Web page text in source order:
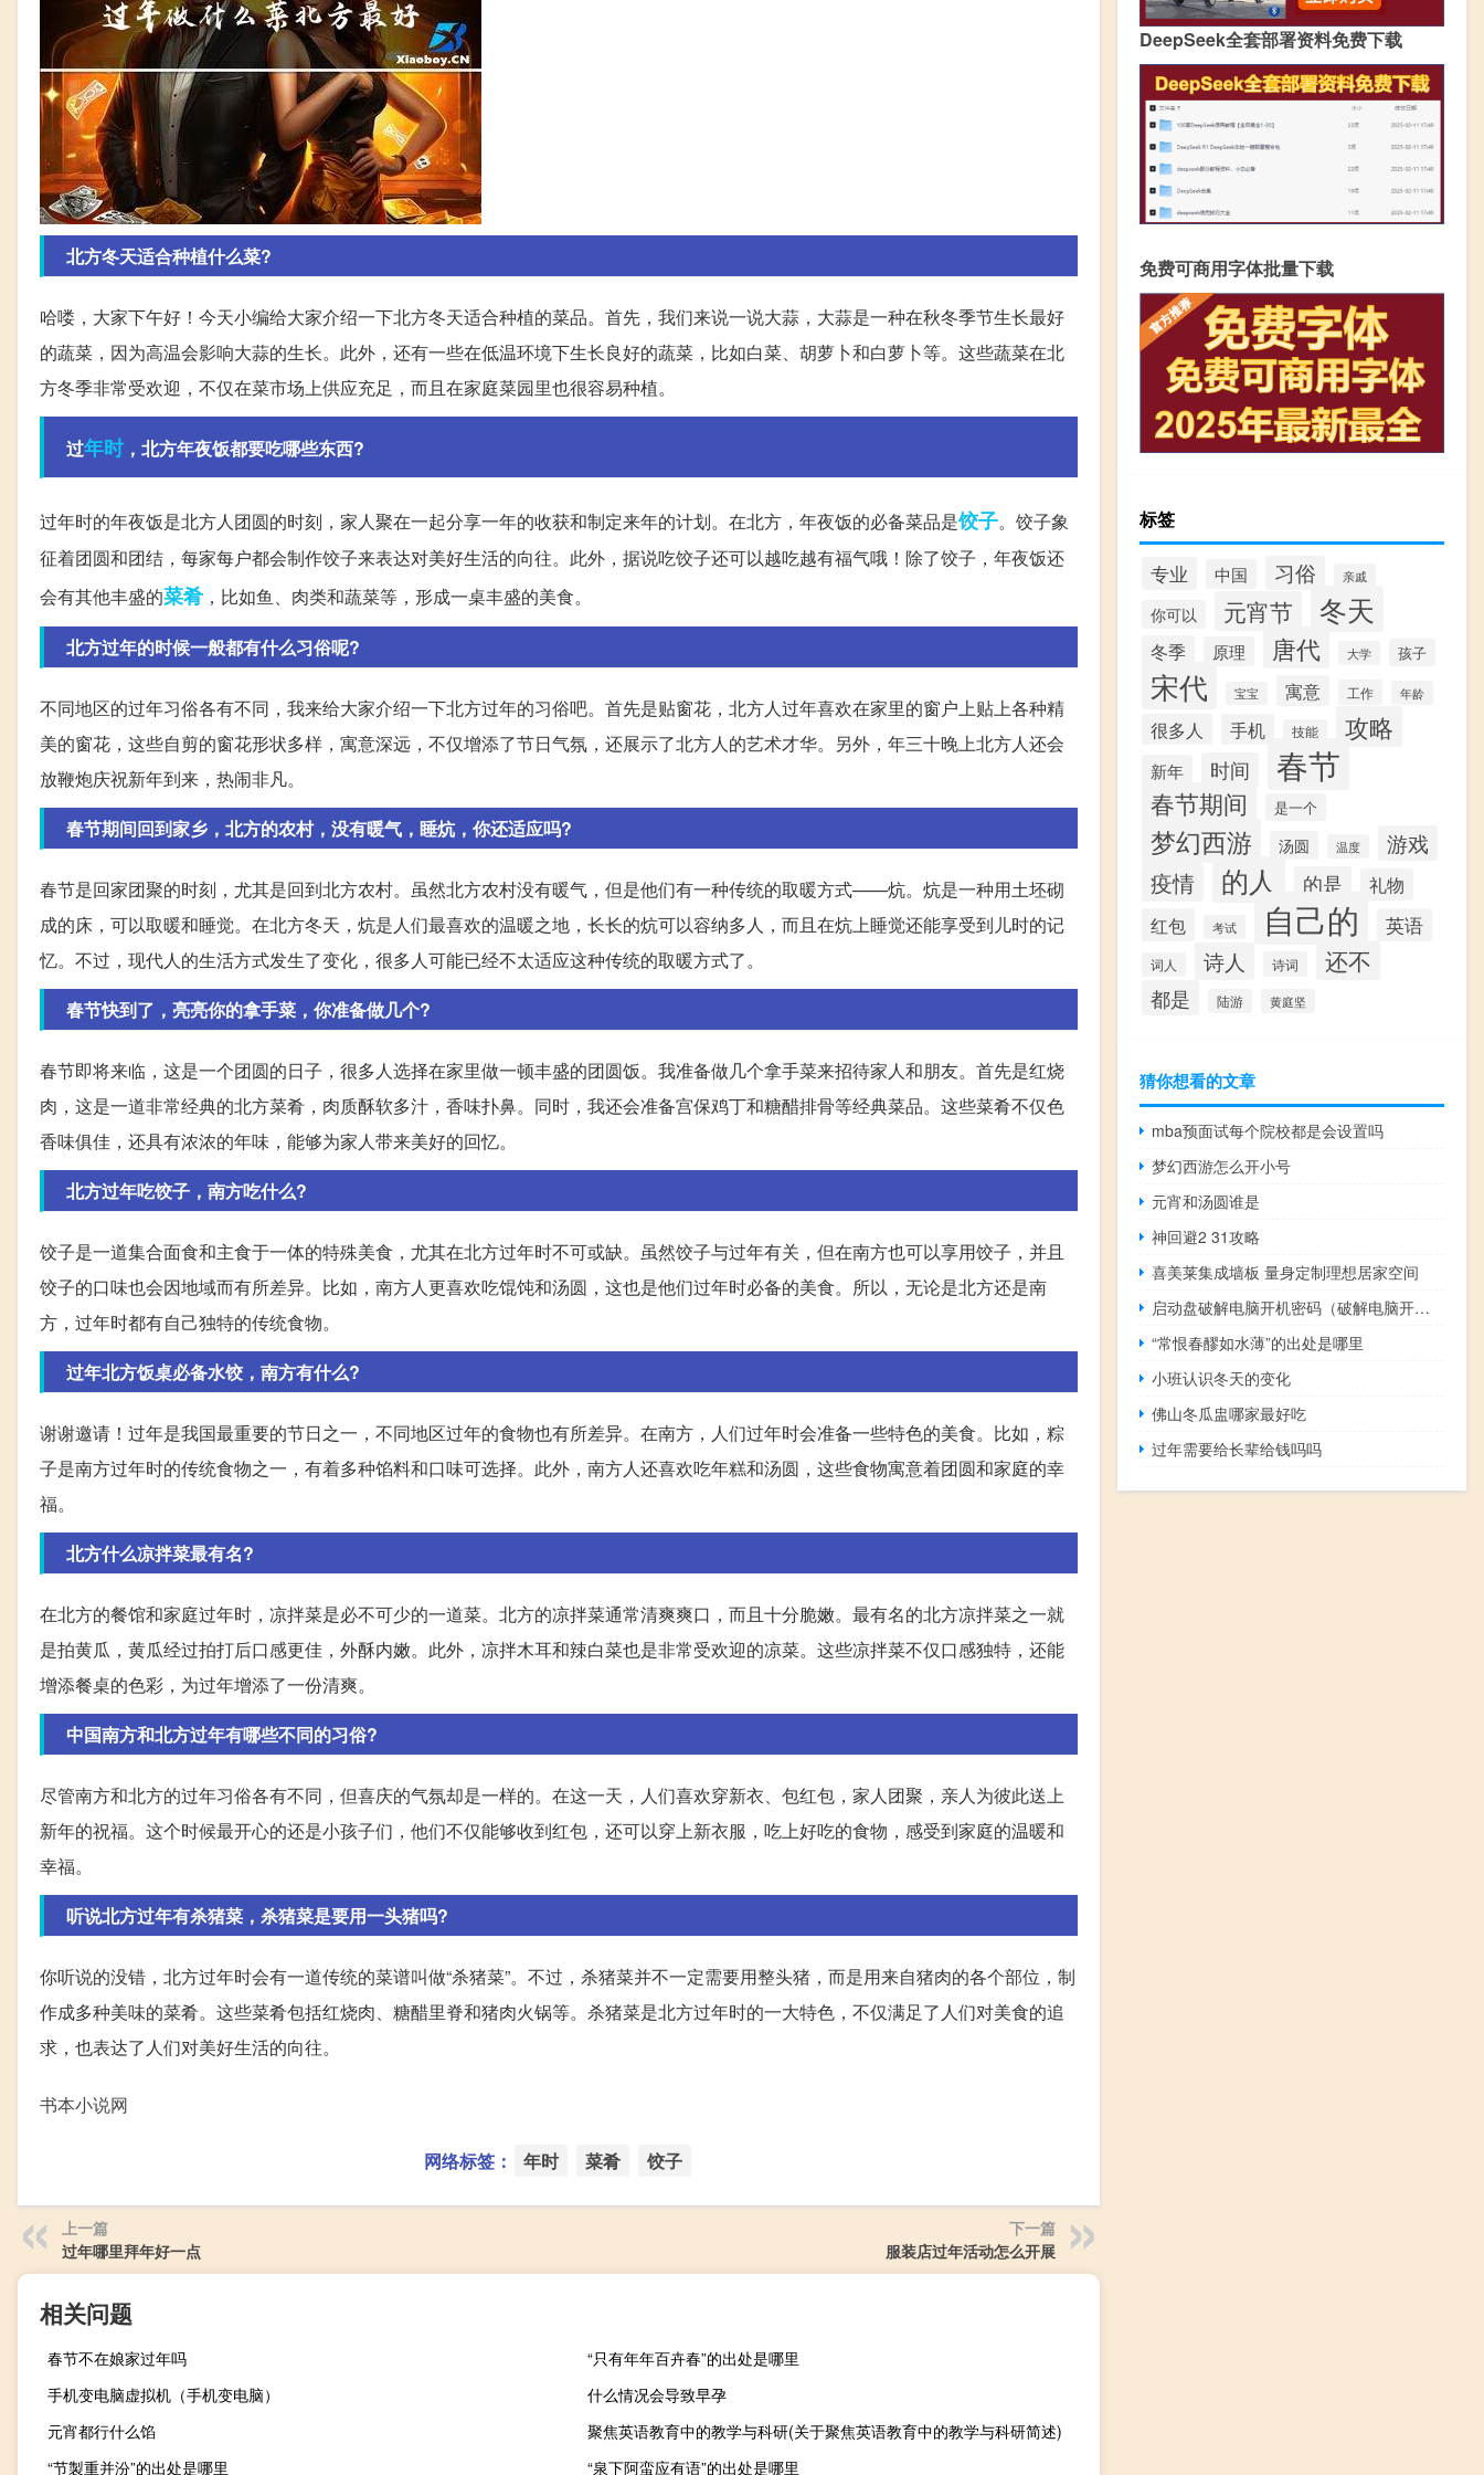
北方冬天适合种植什么菜?
哈喽，大家下午好！今天小编给大家介绍一下北方冬天适合种植的菜品。首先，我们来说一说大蒜，大蒜是一种在秋冬季节生长最好
的蔬菜，因为高温会影响大蒜的生长。此外，还有一些在低温环境下生长良好的蔬菜，比如白菜、胡萝卜和白萝卜等。这些蔬菜在北
方冬季非常受欢迎，不仅在菜市场上供应充足，而且在家庭菜园里也很容易种植。
过年时 ，北方年夜饭都要吃哪些东西?
过年时的年夜饭是北方人团圆的时刻，家人聚在一起分享一年的收获和制定来年的计划。在北方，年夜饭的必备菜品是饺子。饺子象
征着团圆和团结，每家每户都会制作饺子来表达对美好生活的向往。此外，据说吃饺子还可以越吃越有福气哦！除了饺子，年夜饭还
会有其他丰盛的菜肴 ，比如鱼、肉类和蔬菜等，形成一桌丰盛的美食。
北方过年的时候一般都有什么习俗呢?
不同地区的过年习俗各有不同，我来给大家介绍一下北方过年的习俗吧。首先是贴窗花，北方人过年喜欢在家里的窗户上贴上各种精
美的窗花，这些自剪的窗花形状多样，寓意深远，不仅增添了节日气氛，还展示了北方人的艺术才华。另外，年三十晚上北方人还会
放鞭炮庆祝新年到来，热闹非凡。
春节期间回到家乡，北方的农村，没有暖气，睡炕，你还适应吗?
春节是回家团聚的时刻，尤其是回到北方农村。虽然北方农村没有暖气，但是他们有一种传统的取暖方式——炕。炕是一种用土坯砌
成的床，可以取暖和睡觉。在北方冬天，炕是人们最喜欢的温暖之地，长长的炕可以容纳多人，而且在炕上睡觉还能享受到儿时的记
忆。不过，现代人的生活方式发生了变化，很多人可能已经不太适应这种传统的取暖方式了。
春节快到了，亮亮你的拿手菜，你准备做几个?
春节即将来临，这是一个团圆的日子，很多人选择在家里做一顿丰盛的团圆饭。我准备做几个拿手菜来招待家人和朋友。首先是红烧
肉，这是一道非常经典的北方菜肴，肉质酥软多汁，香味扑鼻。同时，我还会准备宫保鸡丁和糖醋排骨等经典菜品。这些菜肴不仅色
香味俱佳，还具有浓浓的年味，能够为家人带来美好的回忆。
北方过年吃饺子，南方吃什么?
饺子是一道集合面食和主食于一体的特殊美食，尤其在北方过年时不可或缺。虽然饺子与过年有关，但在南方也可以享用饺子，并且
饺子的口味也会因地域而有所差异。比如，南方人更喜欢吃馄饨和汤圆，这也是他们过年时必备的美食。所以，无论是北方还是南
方，过年时都有自己独特的传统食物。
过年北方饭桌必备水饺，南方有什么?
谢谢邀请！过年是我国最重要的节日之一，不同地区过年的食物也有所差异。在南方，人们过年时会准备一些特色的美食。比如，粽
子是南方过年时的传统食物之一，有着多种馅料和口味可选择。此外，南方人还喜欢吃年糕和汤圆，这些食物寓意着团圆和家庭的幸
福。
北方什么凉拌菜最有名?
在北方的餐馆和家庭过年时，凉拌菜是必不可少的一道菜。北方的凉拌菜通常清爽爽口，而且十分脆嫩。最有名的北方凉拌菜之一就
是拍黄瓜，黄瓜经过拍打后口感更佳，外酥内嫩。此外，凉拌木耳和辣白菜也是非常受欢迎的凉菜。这些凉拌菜不仅口感独特，还能
增添餐桌的色彩，为过年增添了一份清爽。
中国南方和北方过年有哪些不同的习俗?
尽管南方和北方的过年习俗各有不同，但喜庆的气氛却是一样的。在这一天，人们喜欢穿新衣、包红包，家人团聚，亲人为彼此送上
新年的祝福。这个时候最开心的还是小孩子们，他们不仅能够收到红包，还可以穿上新衣服，吃上好吃的食物，感受到家庭的温暖和
幸福。
听说北方过年有杀猪菜，杀猪菜是要用一头猪吗?
你听说的没错，北方过年时会有一道传统的菜谱叫做“杀猪菜”。不过，杀猪菜并不一定需要用整头猪，而是用来自猪肉的各个部位，制
作成多种美味的菜肴。这些菜肴包括红烧肉、糖醋里脊和猪肉火锅等。杀猪菜是北方过年时的一大特色，不仅满足了人们对美食的追
求，也表达了人们对美好生活的向往。
书本小说网
网络标签： 年时 菜肴 饺子
上一篇
过年哪里拜年好一点
下一篇
服装店过年活动怎么开展
相关问题
春节不在娘家过年吗
“只有年年百卉春”的出处是哪里
手机变电脑虚拟机（手机变电脑）
什么情况会导致早孕
元宵都行什么馅
聚焦英语教育中的教学与科研(关于聚焦英语教育中的教学与科研简述)
“节製重并汾”的出处是哪里
“泉下阿蛮应有语”的出处是哪里
DeepSeek全套部署资料免费下载
免费可商用字体批量下载
标签
专业 中国 习俗 亲戚
你可以 元宵节 冬天
冬季 原理 唐代 大学 孩子
宋代 宝宝 寓意 工作 年龄
很多人 手机 技能 攻略
新年 时间 春节
春节期间 是一个
梦幻西游 汤圆 温度 游戏
疫情 的人 的是 礼物
红包 考试 自己的 英语
词人 诗人 诗词 还不
都是 陆游 黄庭坚
猜你想看的文章
mba预面试每个院校都是会设置吗
梦幻西游怎么开小号
元宵和汤圆谁是
神回避2 31攻略
喜美莱集成墙板 量身定制理想居家空间
启动盘破解电脑开机密码（破解电脑开机密码）
“常恨春醪如水薄”的出处是哪里
小班认识冬天的变化
佛山冬瓜盅哪家最好吃
过年需要给长辈给钱吗吗